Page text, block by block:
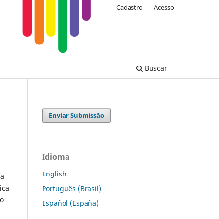
Buscar
Cadastro Acesso
Enviar Submissão
Idioma
English
Português (Brasil)
Español (España)